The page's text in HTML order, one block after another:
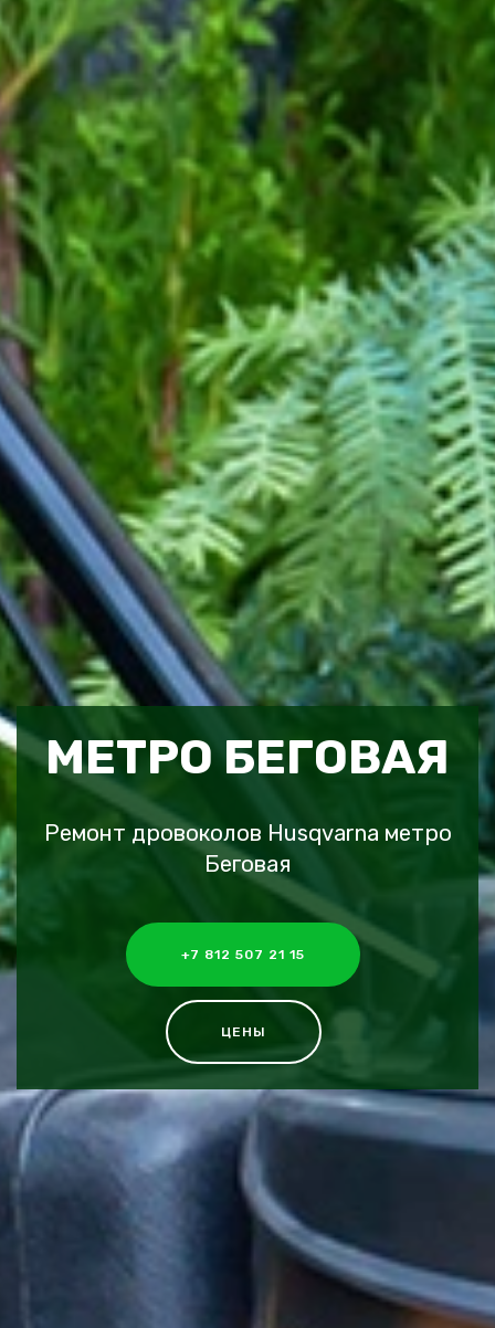
МЕТРО БЕГОВАЯ
Ремонт дровоколов Husqvarna метро
Беговая
+7 812 507 21 15
ЦЕНЫ